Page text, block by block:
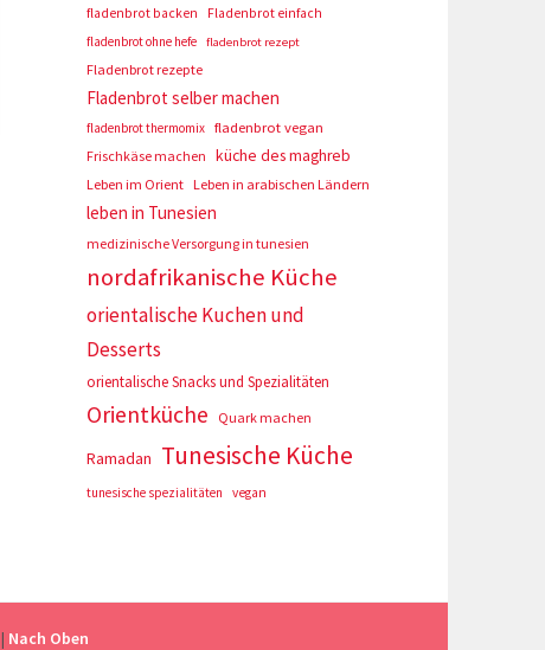
fladenbrot backen
Fladenbrot einfach
fladenbrot ohne hefe
fladenbrot rezept
Fladenbrot rezepte
Fladenbrot selber machen
fladenbrot thermomix fladenbrot vegan
Frischkäse machen küche des maghreb
Leben im Orient Leben in arabischen Ländern
leben in Tunesien
medizinische Versorgung in tunesien
nordafrikanische Küche
orientalische Kuchen und
Desserts
orientalische Snacks und Spezialitäten
Orientküche Quark machen
Ramadan Tunesische Küche
tunesische spezialitäten vegan
| Nach Oben